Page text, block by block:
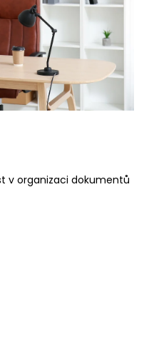
v organizaci dokumentů